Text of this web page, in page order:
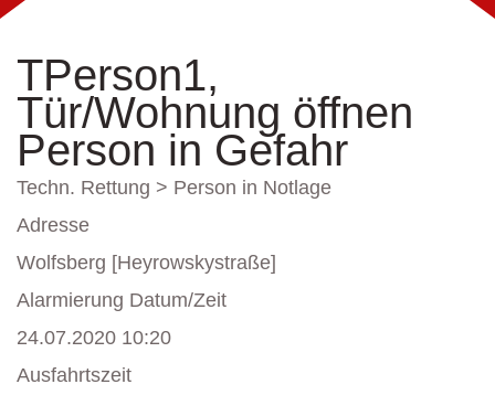
TPerson1,
Tür/Wohnung öffnen
Person in Gefahr
Techn. Rettung > Person in Notlage
Adresse
Wolfsberg [Heyrowskystraße]
Alarmierung Datum/Zeit
24.07.2020 10:20
Ausfahrtszeit